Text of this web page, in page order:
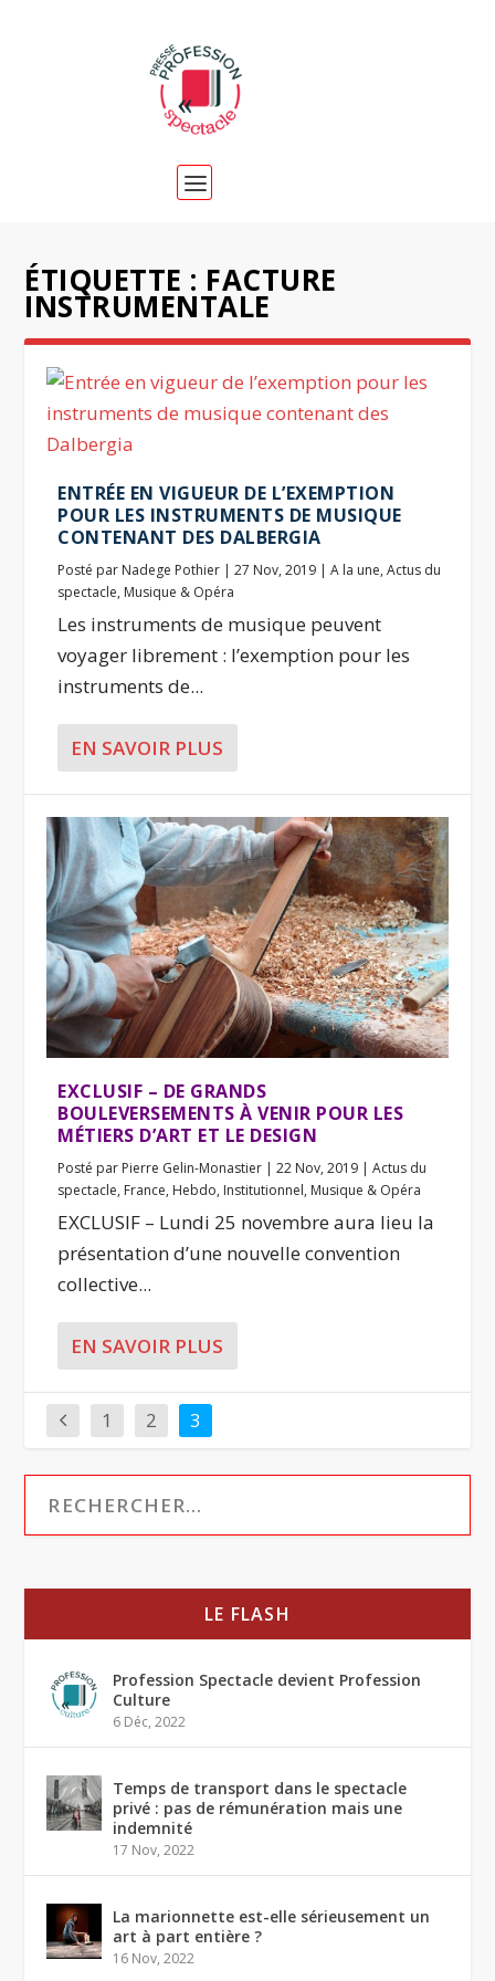
ÉTIQUETTE : FACTURE
INSTRUMENTALE
ENTRÉE EN VIGUEUR DE L’EXEMPTION
POUR LES INSTRUMENTS DE MUSIQUE
CONTENANT DES DALBERGIA
Posté par Nadege Pothier |27 Nov, 2019 |A la une,Actus du
spectacle, Musique & Opéra
Les instruments de musique peuvent
voyager librement : l’exemption pour les
instruments de...
EN SAVOIR PLUS
EXCLUSIF – DE GRANDS
BOULEVERSEMENTS À VENIR POUR LES
MÉTIERS D’ART ET LE DESIGN
Posté par Pierre Gelin-Monastier |22 Nov, 2019 |Actus du
spectacle, France, Hebdo, Institutionnel, Musique & Opéra
EXCLUSIF – Lundi 25 novembre aura lieu la
présentation d’une nouvelle convention
collective...
EN SAVOIR PLUS
1 2 3
LE FLASH
Profession Spectacle devient Profession
Culture
6 Déc, 2022
Temps de transport dans le spectacle
privé : pas de rémunération mais une
indemnité
17 Nov, 2022
La marionnette est-elle sérieusement un
art à part entière ?
16 Nov, 2022